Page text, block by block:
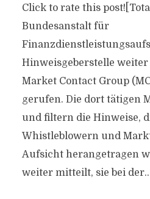
Click to rate this
Bundesanstalt für
Hinweisgeberstelle weiter
Market Contact Group
gerufen. Die dort tätigen
und filtern die Hinweise,
Whistleblowern und
Aufsicht herangetragen
weiter mitteilt, sie bei